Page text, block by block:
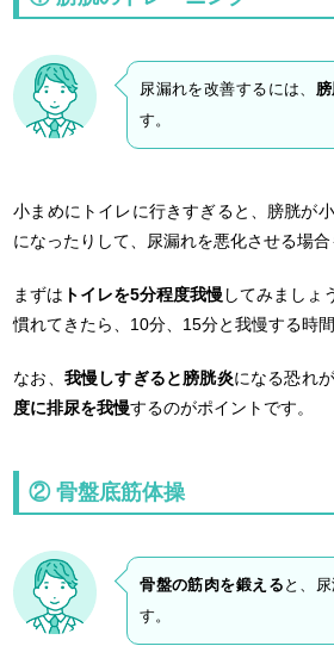
尿漏れを改善するには、
す。
小まめにトイレに行きすぎると、膀胱が
になったりして、尿漏れを悪化させる場合
まずは トイレを5分程度我慢 してみましょ
慣れてきたら、10分、15分と我慢する時
なお、 我慢しすぎると膀胱炎になる恐れ
度に排尿を我慢するのがポイントです。
② 骨盤底筋体操
骨盤の筋肉を鍛える と、
す。